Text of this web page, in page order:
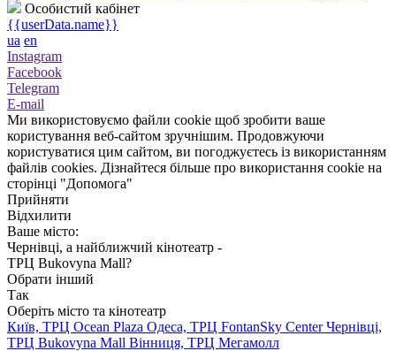
Особистий кабінет
{{userData.name}}
ua en
Instagram
Facebook
Telegram
E-mail
Ми використовуємо файли cookie щоб зробити ваше
користування веб-сайтом зручнішим. Продовжуючи
користуватися цим сайтом, ви погоджуєтесь із використанням
файлів cookies. Дізнайтеся більше про використання cookie на
сторінці "Допомога"
Прийняти
Відхилити
Ваше місто:
Чернівці, а найближчий кінотеатр -
ТРЦ Bukovyna Mall?
Обрати інший
Так
Оберіть місто та кінотеатр
Київ, ТРЦ Ocean Plaza Одеса, ТРЦ FontanSky CenterЧернівці,
ТРЦ Bukovyna Mall Вінниця, ТРЦ Мегамолл